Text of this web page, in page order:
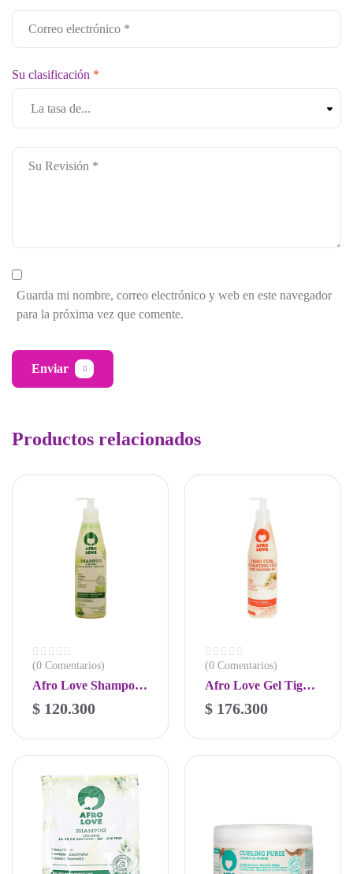
Su clasificación *
Guarda mi nombre, correo electrónico y web en este navegador
para la próxima vez que comente.
Enviar
Productos relacionados
(0 Comentarios)
Afro Love Shampoo
Sulfate Free 450ml
$ 120.300
(0 Comentarios)
Afro Love Gel Tight
Curl 450ml
$ 176.300